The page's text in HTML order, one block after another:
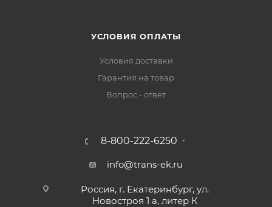
УСЛОВИЯ ОПЛАТЫ
Условия доставки
Гарантия на товар
Вопрос - ответ
8-800-222-6250
info@trans-ek.ru
Россия, г. Екатеринбург, ул.
Новостроя 1 а, литер К